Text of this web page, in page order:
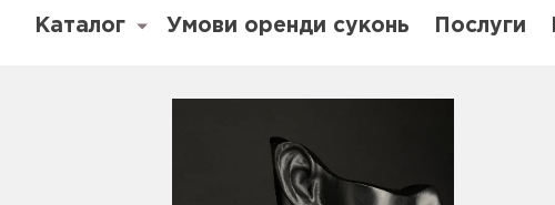
Каталог Умови оренди суконь Послуги